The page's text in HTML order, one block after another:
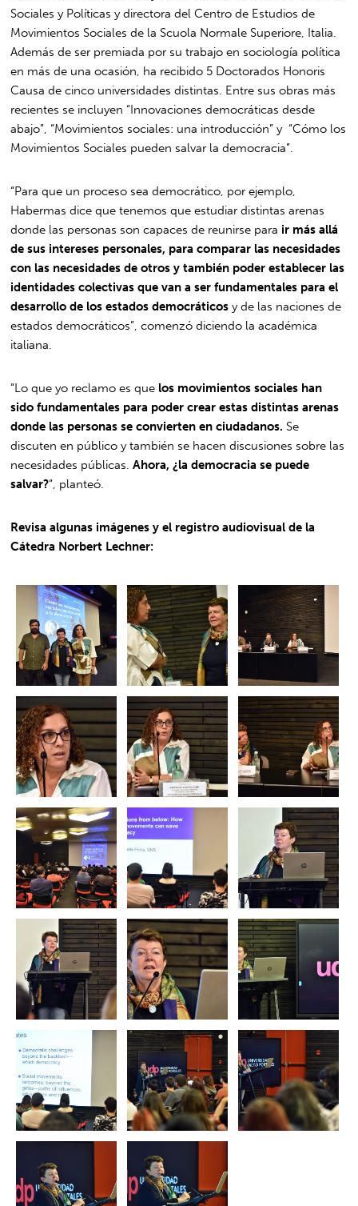
Sociales y Políticas y directora del Centro de Estudios de
Movimientos Sociales de la Scuola Normale Superiore, Italia.
Además de ser premiada por su trabajo en sociología política
en más de una ocasión, ha recibido 5 Doctorados Honoris
Causa de cinco universidades distintas. Entre sus obras más
recientes se incluyen “Innovaciones democráticas desde
abajo”, “Movimientos sociales: una introducción” y “Cómo los
Movimientos Sociales pueden salvar la democracia”.
“Para que un proceso sea democrático, por ejemplo,
Habermas dice que tenemos que estudiar distintas arenas
donde las personas son capaces de reunirse para ir más allá
de sus intereses personales, para comparar las necesidades
con las necesidades de otros y también poder establecer las
identidades colectivas que van a ser fundamentales para el
desarrollo de los estados democráticos y de las naciones de
estados democráticos”, comenzó diciendo la académica
italiana.
“Lo que yo reclamo es que los movimientos sociales han
sido fundamentales para poder crear estas distintas arenas
donde las personas se convierten en ciudadanos. Se
discuten en público y también se hacen discusiones sobre las
necesidades públicas. Ahora, ¿la democracia se puede
salvar?“, planteó.
Revisa algunas imágenes y el registro audiovisual de la
Cátedra Norbert Lechner: